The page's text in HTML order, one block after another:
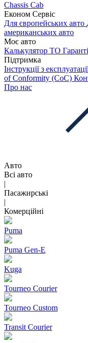
Chassis Cab
Економ Сервіс
Для європейських авто
американських авто
Моє авто
Калькулятор ТО
Підтримка
Інструкції з
of Conformity (CoC)
Про нас
Авто
Всі авто
|
Пасажирські
|
Комерційні
Puma
Puma Gen‑E
Kuga
Tourneo Courier
Tourneo Custom
Transit Courier